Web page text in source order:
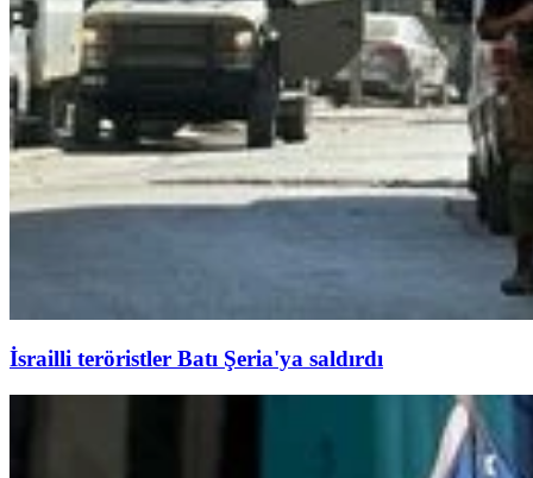
İsrailli teröristler Batı Şeria'ya saldırdı